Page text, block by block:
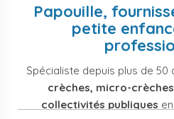
Papouille,
petite
Spécialiste depuis plus de 50
crèches, micro-
collectivités publiques